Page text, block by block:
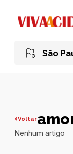
São
Voltar
Nenhum artigo